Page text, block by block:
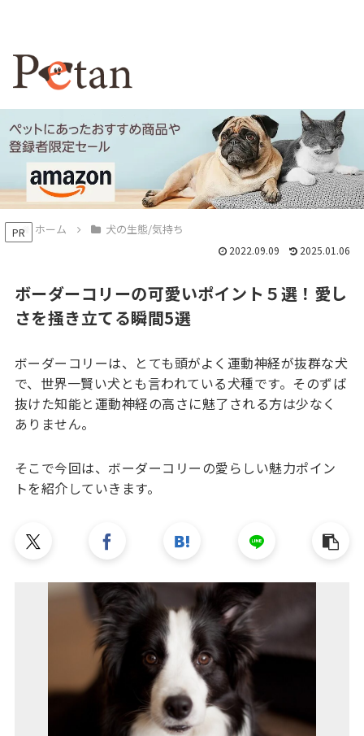
PR ホーム 犬の生態/気持ち
ボーダーコリーの可愛いポイント５選！愛し
さを掻き立てる瞬間5選
2022.09.09 2025.01.06
ボーダーコリーは、とても頭がよく運動神経が抜群な犬
で、世界一賢い犬とも言われている犬種です。そのずば
抜けた知能と運動神経の高さに魅了される方は少なく
ありません。
そこで今回は、ボーダーコリーの愛らしい魅力ポイン
トを紹介していきます。